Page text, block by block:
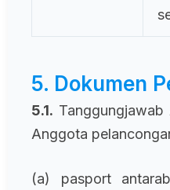
5. Dokumen
5.1. Tanggungjawab
Anggota
(a) pasport